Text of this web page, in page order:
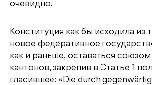
очевидно.
Конституция как бы исходила из
новое федеративное
как и раньше, оставаться
кантонов, закрепив в Статье 1
гласившее: «Die durch